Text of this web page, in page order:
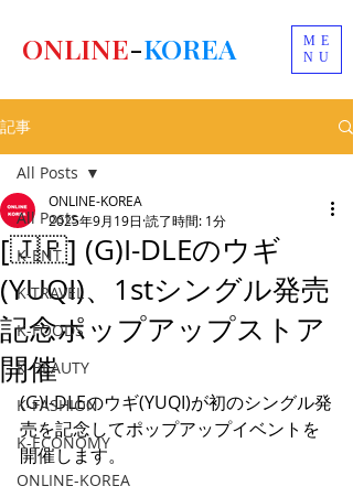
ME
NU
ONLINE-KOREA
記事
All Posts
K-ENT
K-TRAVEL
K-FOODS
K-BEAUTY
K-FASHION
K-ECONOMY
ONLINE-KOREA
All Posts
[🇯🇵] (G)I-DLEのウギ
(YUQI)、1stシングル発売
記念ポップアップストア
開催
ONLINE-KOREA
2025年9月19日 読了時間: 1分
(G)I-DLEのウギ(YUQI)が初のシングル発
売を記念してポップアップイベントを
開催します。